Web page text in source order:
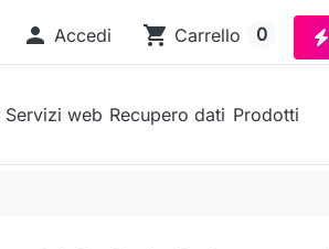
 Accedi shopping_cart Carrello 0
Servizi web Recupero dati Prodotti